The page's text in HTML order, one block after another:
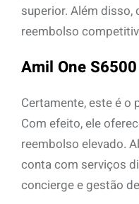
superior. Além
reembolso
Amil One S6500
Certamente, este é o
Com efeito, ele
reembolso elevado.
conta com serviços
concierge e gestão